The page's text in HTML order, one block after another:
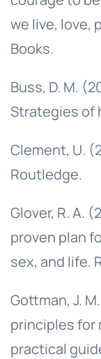
we live, love,
Books.
Buss, D. M.
Strategies of
Clement, U.
Routledge.
Glover, R. A.
proven plan
sex, and life.
Gottman, J.
principles for
practical